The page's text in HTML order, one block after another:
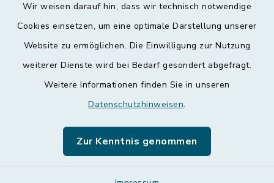
Wir weisen darauf hin, dass wir technisch notwendige
Cookies einsetzen, um eine optimale Darstellung unserer
Website zu ermöglichen. Die Einwilligung zur Nutzung
weiterer Dienste wird bei Bedarf gesondert abgefragt.
Weitere Informationen finden Sie in unseren
Datenschutzhinweisen.
Zur Kenntnis genommen
Kontakt
Datenschutz
Leichte Sprache